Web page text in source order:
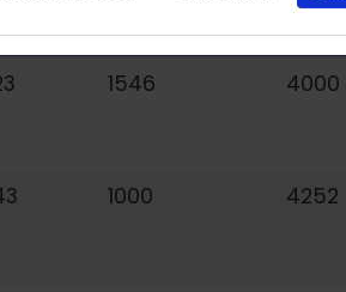
1546 4000
1000 4252